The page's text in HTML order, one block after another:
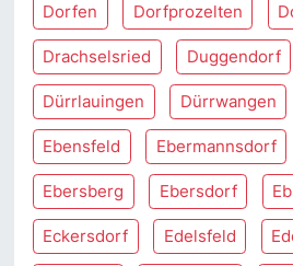
Dorfen Dorfprozelten
Drachselsried Duggendorf
Dürrlauingen Dürrwangen
Ebensfeld Ebermannsdorf
Ebersberg Ebersdorf
Eckersdorf Edelsfeld